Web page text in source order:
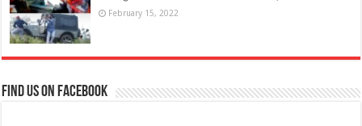
February 15, 2022
Find us on Facebook